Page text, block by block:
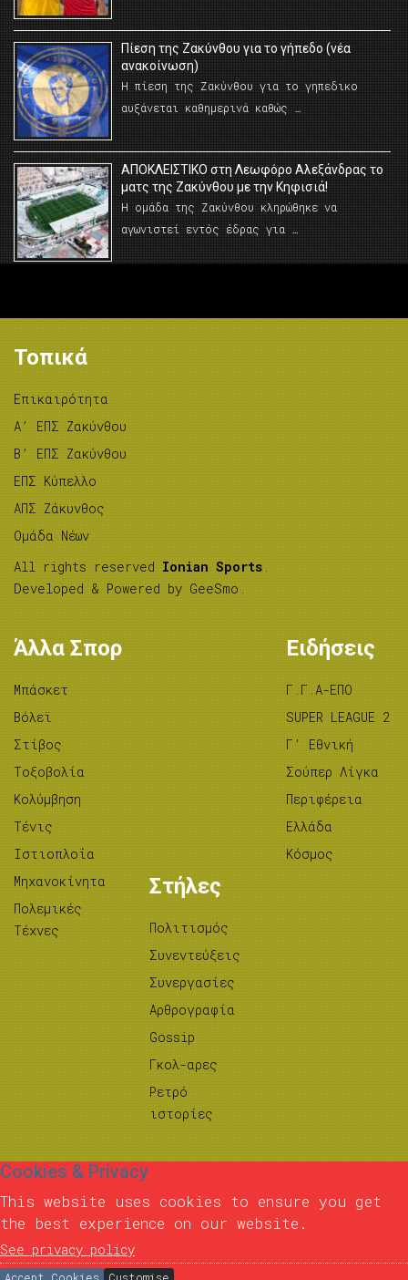
Πίεση της Ζακύνθου για το γήπεδο (νέα
ανακοίνωση)
Η πίεση της Ζακύνθου για το γηπεδικο
αυξάνεται καθημερινά καθώς …
AΠΟΚΛΕΙΣΤΙΚΟ στη Λεωφόρο Αλεξάνδρας το
ματς της Ζακύνθου με την Κηφισιά!
Η ομάδα της Ζακύνθου κληρώθηκε να
αγωνιστεί εντός έδρας για …
Τοπικά
Επικαιρότητα
A’ ΕΠΣ Ζακύνθου
B’ ΕΠΣ Ζακύνθου
ΕΠΣ Κύπελλο
ΑΠΣ Ζάκυνθος
Ομάδα Νέων
All rights reserved Ionian Sports .
Developed & Powered by GeeSmo .
Άλλα Σπορ
Μπάσκετ
Βόλεϊ
Στίβος
Tοξοβολία
Κολύμβηση
Τένις
Ιστιοπλοΐα
Μηχανοκίνητα
Πολεμικές
Τέχνες
Ειδήσεις
Γ.Γ.Α-ΕΠΟ
SUPER LEAGUE 2
Γ’ Εθνική
Σούπερ Λίγκα
Περιφέρεια
Ελλάδα
Κόσμος
Στήλες
Πολιτισμός
Συνεντεύξεις
Συνεργασίες
Αρθρογραφία
Gossip
Γκολ-αρες
Ρετρό
ιστορίες
Cookies & Privacy
This website uses cookies to ensure you get
the best experience on our website.
See privacy policy